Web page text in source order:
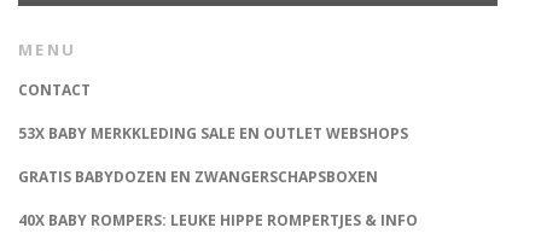
MENU
CONTACT
53X BABY MERKKLEDING SALE EN OUTLET WEBSHOPS
GRATIS BABYDOZEN EN ZWANGERSCHAPSBOXEN
40X BABY ROMPERS: LEUKE HIPPE ROMPERTJES & INFO